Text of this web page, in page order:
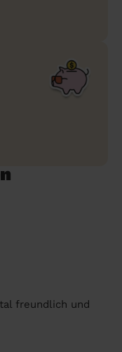
freundlich und